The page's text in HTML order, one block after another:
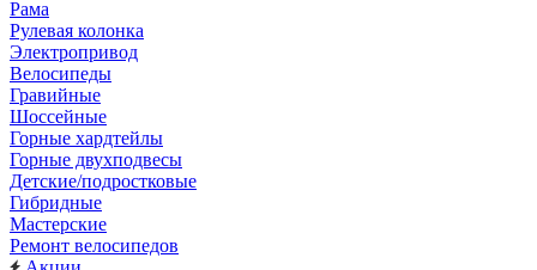
Рама
Рулевая колонка
Электропривод
Велосипеды
Гравийные
Шоссейные
Горные хардтейлы
Горные двухподвесы
Детские/подростковые
Гибридные
Мастерские
Ремонт велосипедов